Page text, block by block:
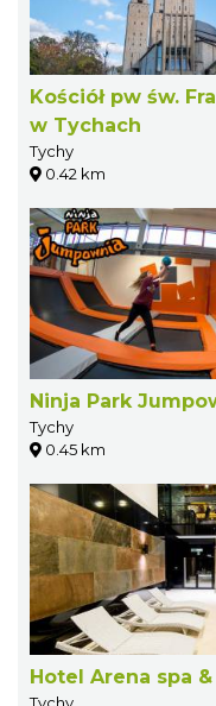
Kościół pw św.
w Tychach
Tychy
0.42 km
Ninja Park
Tychy
0.45 km
Hotel Arena spa